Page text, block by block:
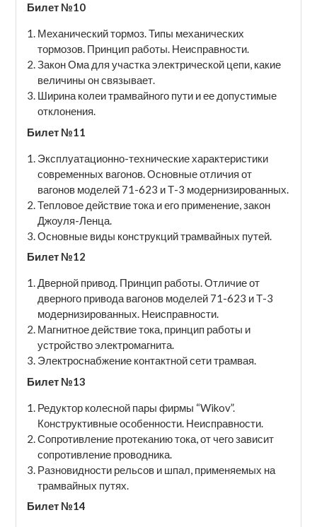
Билет №10
Механический тормоз. Типы механических
тормозов. Принцип работы. Неисправности.
Закон Ома для участка электрической цепи, какие
величины он связывает.
Ширина колеи трамвайного пути и ее допустимые
отклонения.
Билет №11
Эксплуатационно-технические характеристики
современных вагонов. Основные отличия от
вагонов моделей 71-623 и Т-3 модернизированных.
Тепловое действие тока и его применение, закон
Джоуля-Ленца.
Основные виды конструкций трамвайных путей.
Билет №12
Дверной привод. Принцип работы. Отличие от
дверного привода вагонов моделей 71-623 и Т-3
модернизированных. Неисправности.
Магнитное действие тока, принцип работы и
устройство электромагнита.
Электроснабжение контактной сети трамвая.
Билет №13
Редуктор колесной пары фирмы “Wikov”.
Конструктивные особенности. Неисправности.
Сопротивление протеканию тока, от чего зависит
сопротивление проводника.
Разновидности рельсов и шпал, применяемых на
трамвайных путях.
Билет №14